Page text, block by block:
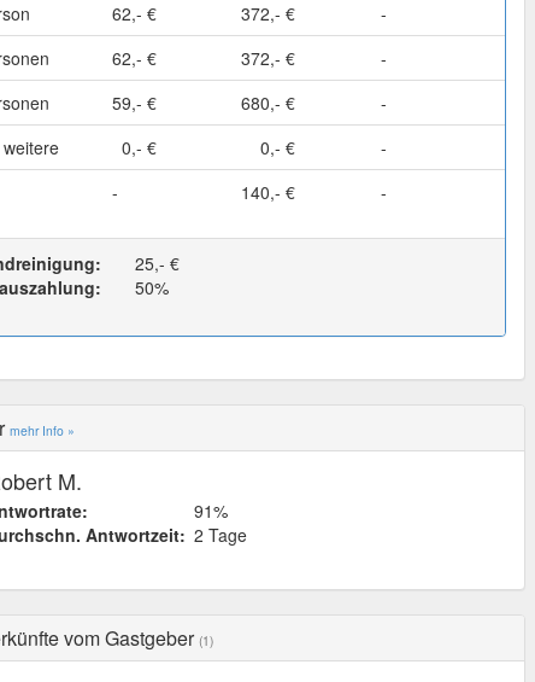
62,- € 372,- €
-
62,- € 372,- €
-
59,- € 680,- €
-
0,- € 0,- €
-
- 140,- € -
25,- €
50%
mehr Info »
M.
91%
Antwortzeit: 2 Tage
vom Gastgeber (1)